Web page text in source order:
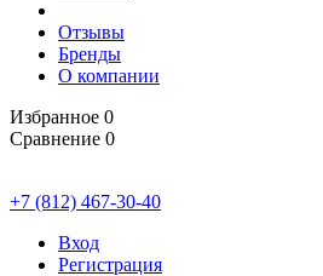
Отзывы
Бренды
О компании
Избранное 0
Сравнение 0
+7 (812) 467-30-40
Вход
Регистрация